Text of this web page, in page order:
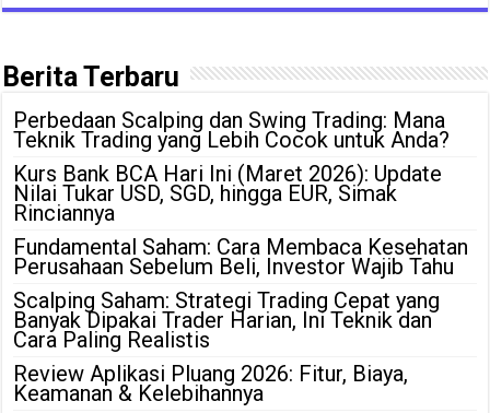
Berita Terbaru
Perbedaan Scalping dan Swing Trading: Mana
Teknik Trading yang Lebih Cocok untuk Anda?
Kurs Bank BCA Hari Ini (Maret 2026): Update
Nilai Tukar USD, SGD, hingga EUR, Simak
Rinciannya
Fundamental Saham: Cara Membaca Kesehatan
Perusahaan Sebelum Beli, Investor Wajib Tahu
Scalping Saham: Strategi Trading Cepat yang
Banyak Dipakai Trader Harian, Ini Teknik dan
Cara Paling Realistis
Review Aplikasi Pluang 2026: Fitur, Biaya,
Keamanan & Kelebihannya